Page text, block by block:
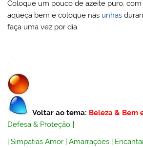
Coloque um pouco de azeite puro, com
aqueça bem e coloque nas unhas
faça uma vez por dia.
.
Voltar ao tema: Beleza & Bem
Defesa & Proteção
|Simpatias Amor |Amarrações |